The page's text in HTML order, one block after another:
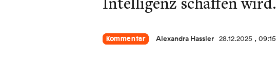
Kommentar Alexandra Hassler 28.12.2025 , 09:15